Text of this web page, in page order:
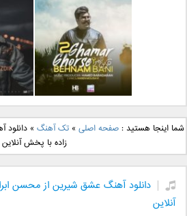
دانلود آهنگ جدید مهدی
یراحی بنام اسرار
دانلود آهنگ جدید بهنام
بانی بنام قرص قمر 2
یاسینی
شما اینجا هستید :صفحه اصلی »تک آهنگ »
زاده با پخش آنلاین
دانلود آهنگ عشق شیرین از محسن
آنلاین